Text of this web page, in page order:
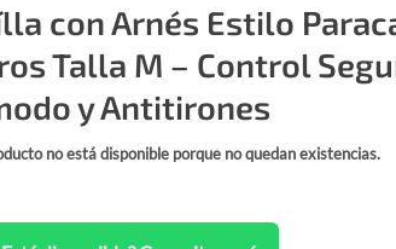
con Arnés Estilo
Talla M – Control
y Antitirones
no está disponible porque no quedan existencias.